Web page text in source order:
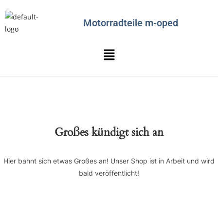
Motorradteile m-oped
Großes kündigt sich an
Hier bahnt sich etwas Großes an! Unser Shop ist in Arbeit und wird
bald veröffentlicht!